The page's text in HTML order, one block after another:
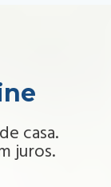
casa.
juros.